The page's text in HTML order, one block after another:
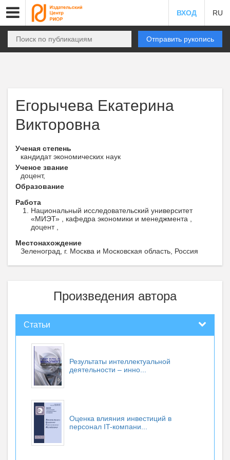
ВХОД RU
Отправить рукопись
Егорычева Екатерина
Викторовна
Ученая степень
кандидат экономических наук
Ученое звание
доцент,
Образование
Работа
Национальный исследовательский университет
«МИЭТ» , кафедра экономики и менеджмента ,
доцент ,
Местонахождение
Зеленоград, г. Москва и Московская область, Россия
Произведения автора
Статьи
Результаты интеллектуальной
деятельности – инно...
Оценка влияния инвестиций в
персонал IT-компани...